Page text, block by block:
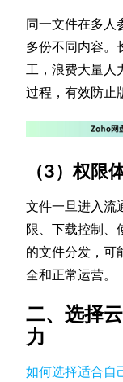
同一文件在多人
多份不同内容。
工，浪费大量人
过程，有效防止
（3）权限
文件一旦进入流
限、下载控制、
的文件分发，可
全和正常运营。
二、选择
力
如何选择适合自